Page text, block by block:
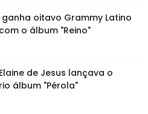
oitavo Grammy Latino
o álbum "Reino"
de Jesus lançava o
álbum "Pérola"